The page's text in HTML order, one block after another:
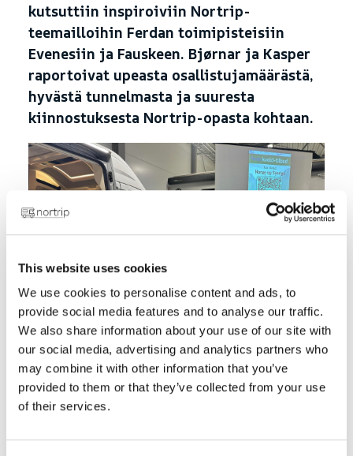
This website uses cookies
We use cookies to personalise content and ads, to
provide social media features and to analyse our traffic.
We also share information about your use of our site with
our social media, advertising and analytics partners who
may combine it with other information that you’ve
provided to them or that they’ve collected from your use
of their services.
kutsuttiin inspiroiviin Nortrip-
teemailloihin Ferdan toimipisteisiin
Evenesiin ja Fauskeen. Bjørnar ja Kasper
raportoivat upeasta osallistujamäärästä,
hyvästä tunnelmasta ja suuresta
kiinnostuksesta Nortrip-opasta kohtaan.
Bjørnar ja Kasper paikallaan Ferda
Evenesissä
Nortrip on tehnyt tiivistä yhteistyötä
Ferdan kanssa vuonna 2021 tapahtuneesta
perustamisestamme lähtien.